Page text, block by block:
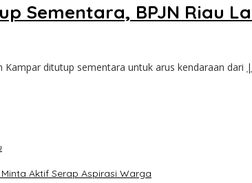
Sementara, BPJN Riau
ditutup sementara untuk arus kendaraan dari
Aktif Serap Aspirasi Warga